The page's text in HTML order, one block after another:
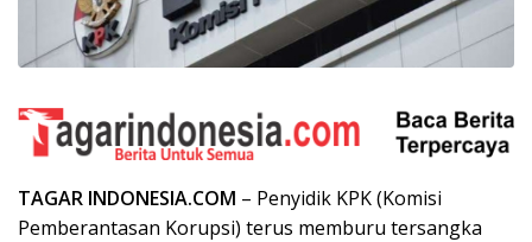
TAGAR INDONESIA.COM – Penyidik KPK (Komisi
Pemberantasan Korupsi) terus memburu tersangka